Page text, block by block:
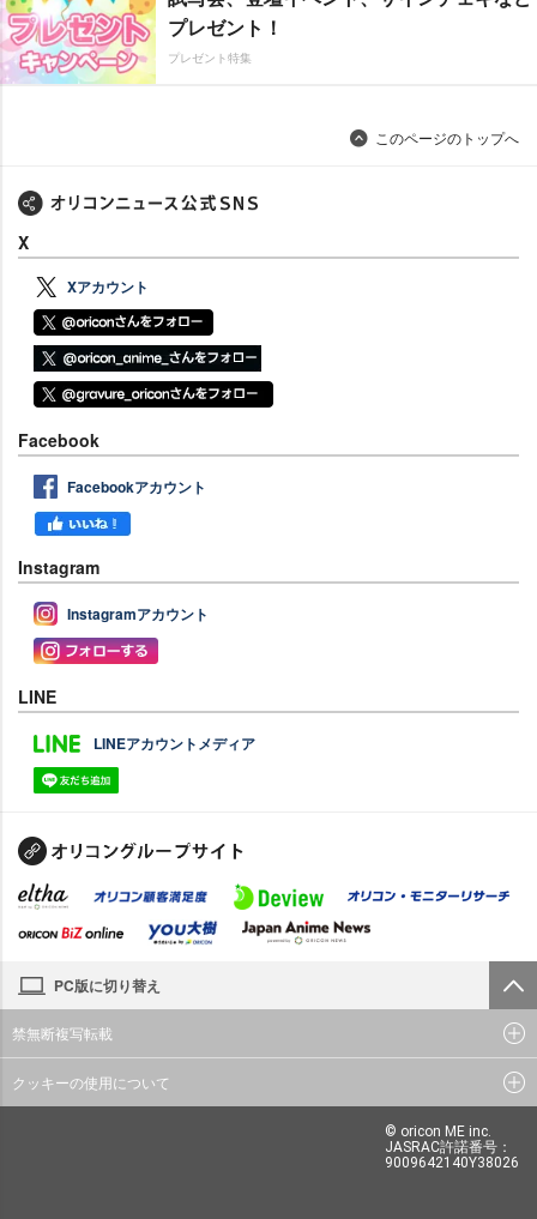
プレゼント！
プレゼント特集
このページのトップへ
X
Xアカウント
Facebook
Facebookアカウント
Instagram
Instagramアカウント
LINE
LINEアカウントメディア
PC版に切り替え
禁無断複写転載
クッキーの使用について
© oricon ME inc.
JASRAC許諾番号：
9009642140Y38026